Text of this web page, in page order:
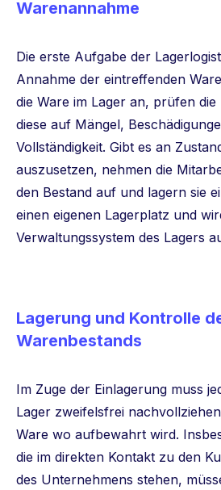
Warenannahme
Die erste Aufgabe der
Annahme der eintreffenden
die Ware im Lager an, prüfen
diese auf Mängel,
Vollständigkeit. Gibt es an
auszusetzen, nehmen die
den Bestand auf und lagern sie
einen eigenen Lagerplatz und
Verwaltungssystem des Lagers
Lagerung und Kontrolle
Warenbestands
Im Zuge der Einlagerung muss
Lager zweifelsfrei
Ware wo aufbewahrt wird.
die im direkten Kontakt zu den
des Unternehmens stehen,